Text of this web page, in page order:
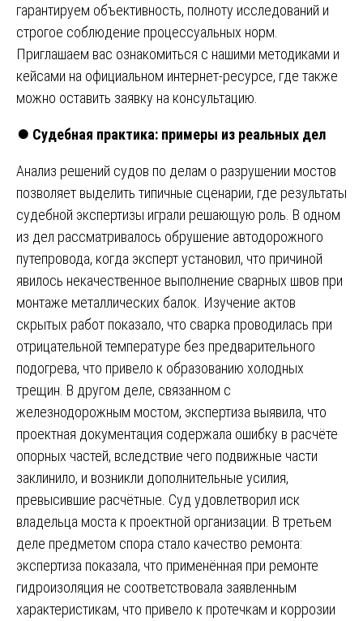
гарантируем объективность, полноту исследований и
строгое соблюдение процессуальных норм.
Приглашаем вас ознакомиться с нашими методиками и
кейсами на официальном интернет-ресурсе, где также
можно оставить заявку на консультацию.
⏺️ Судебная практика: примеры из реальных дел
Анализ решений судов по делам о разрушении мостов
позволяет выделить типичные сценарии, где результаты
судебной экспертизы играли решающую роль. В одном
из дел рассматривалось обрушение автодорожного
путепровода, когда эксперт установил, что причиной
явилось некачественное выполнение сварных швов при
монтаже металлических балок. Изучение актов
скрытых работ показало, что сварка проводилась при
отрицательной температуре без предварительного
подогрева, что привело к образованию холодных
трещин. В другом деле, связанном с
железнодорожным мостом, экспертиза выявила, что
проектная документация содержала ошибку в расчёте
опорных частей, вследствие чего подвижные части
заклинило, и возникли дополнительные усилия,
превысившие расчётные. Суд удовлетворил иск
владельца моста к проектной организации. В третьем
деле предметом спора стало качество ремонта:
экспертиза показала, что применённая при ремонте
гидроизоляция не соответствовала заявленным
характеристикам, что привело к протечкам и коррозии